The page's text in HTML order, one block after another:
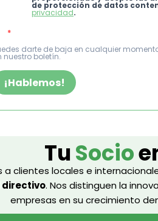
de protección de datos
privacidad.
darte de baja en cualquier
nuestro boletín.
¡Hablemos!
Tu Socio
clientes locales e
. Nos distinguen la
empresas en su crecimiento